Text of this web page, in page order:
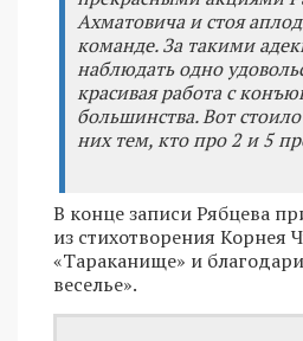
Ахматовича и стоя
команде. За такими
наблюдать одно
красивая работа с
большинства. Вот
них тем, кто про 2 и 5
В конце записи Рябцева
из стихотворения Корнея
«Тараканище» и
веселье».